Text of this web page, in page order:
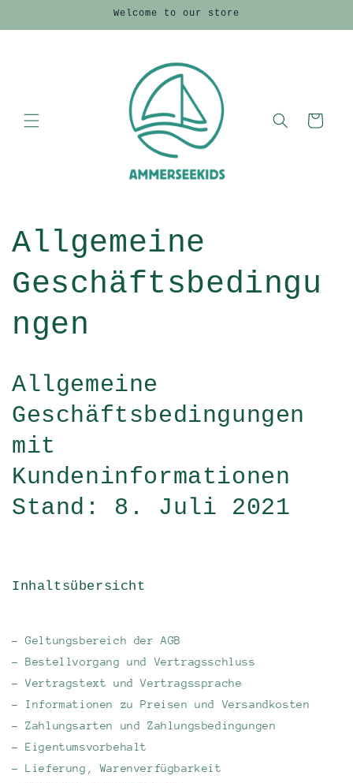
Inhalt
Welcome to our store
Warenkorb
Allgemeine
Geschäftsbedingu
ngen
Allgemeine
Geschäftsbedingungen
mit
Kundeninformationen
Stand: 8. Juli 2021
Inhaltsübersicht
- Geltungsbereich der AGB
- Bestellvorgang und Vertragsschluss
- Vertragstext und Vertragssprache
- Informationen zu Preisen und Versandkosten
- Zahlungsarten und Zahlungsbedingungen
- Eigentumsvorbehalt
- Lieferung, Warenverfügbarkeit